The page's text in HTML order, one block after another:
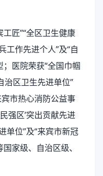
匠”“全区卫生健康
工作先进个人”及“自
医院荣获“全国巾帼
治区卫生先进单位”
市热心消防公益事
强区’突出贡献先进
单位”及“来宾市新冠
家级、自治区级、